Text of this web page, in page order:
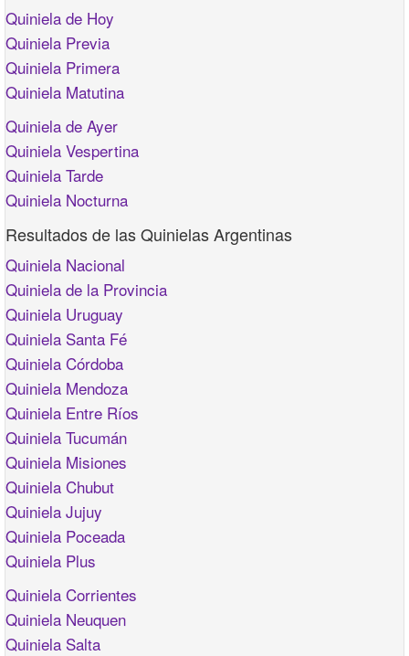
Quiniela de Hoy
Quiniela Previa
Quiniela Primera
Quiniela Matutina
Quiniela de Ayer
Quiniela Vespertina
Quiniela Tarde
Quiniela Nocturna
Resultados de las Quinielas Argentinas
Quiniela Nacional
Quiniela de la Provincia
Quiniela Uruguay
Quiniela Santa Fé
Quiniela Córdoba
Quiniela Mendoza
Quiniela Entre Ríos
Quiniela Tucumán
Quiniela Misiones
Quiniela Chubut
Quiniela Jujuy
Quiniela Poceada
Quiniela Plus
Quiniela Corrientes
Quiniela Neuquen
Quiniela Salta